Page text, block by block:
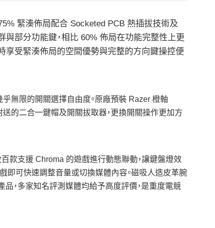
緊湊佈局配合 Socketed PCB 熱插拔技術及
部分功能鍵，相比 60% 佈局在功能完整性上更
享受緊湊佈局的空間優勢與完整的方向鍵操控便
無限的開關選擇自由度。原廠預裝 Razer 橙軸
送的二合一鍵帽及開關拔取器，更換開關操作更加方
款支援 Chroma 的遊戲進行動態聯動，讓鍵盤燈效
即可快速調整音量或切換媒體內容。磁吸人造皮革腕
，多家知名評測媒體均給予高度評價，是重度電競